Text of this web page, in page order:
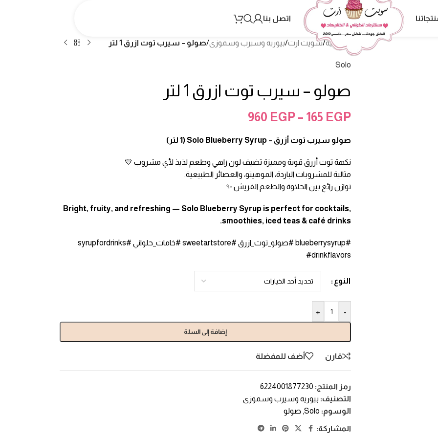
اتصل بنا
الرئيسية/سويت ارت/بيوريه وسيرب وسموزى/صولو – سيرب توت ازرق 1 لتر
Solo
صولو – سيرب توت ازرق 1 لتر
165 EGP
–
960 EGP
صولو سيرب توت أزرق – Solo Blueberry Syrup (1 لتر)
نكهة توت أزرق قوية ومميزة تضيف لون زاهي وطعم لذيذ لأي مشروب 💙
مثالية للمشروبات الباردة، الموهيتو، والعصائر الطبيعية.
توازن رائع بين الحلاوة والطعم الفريش ✨
Bright, fruity, and refreshing — Solo Blueberry Syrup is perfect for cocktails,
smoothies, iced teas & café drinks.
#blueberrysyrup #صولو_توت_ازرق #sweetartstore #خامات_حلواني #syrupfordrinks
#drinkflavors
النوع
-
+
إضافة إلى السلة
قارن أضف للمفضلة
رمز المنتج: 6224001877230
التصنيف: بيوريه وسيرب وسموزى
الوسوم: Solo
, صولو
المشاركة: